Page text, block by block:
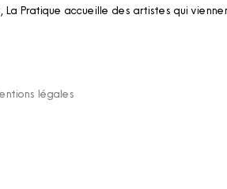
La Pratique accueille des artistes qui
légales